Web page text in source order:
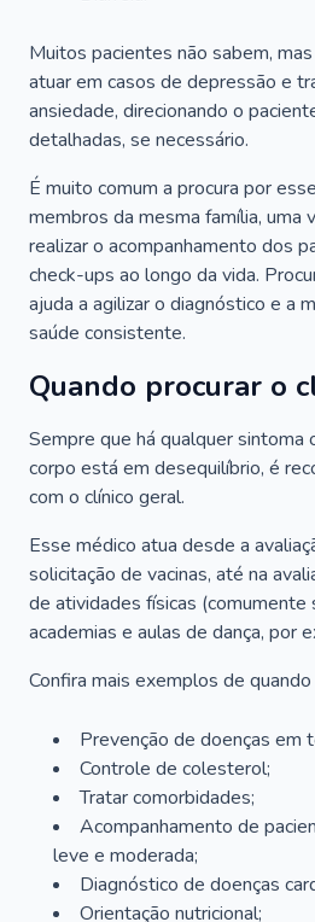
Muitos pacientes não sabem,
atuar em casos de depressão e
ansiedade, direcionando o
detalhadas, se necessário.
É muito comum a procura por
membros da mesma família, uma
realizar o acompanhamento dos
check-ups ao longo da vida.
ajuda a agilizar o diagnóstico e a
saúde consistente.
Quando procurar o
Sempre que há qualquer sintoma
corpo está em desequilíbrio, é
com o clínico geral.
Esse médico atua desde a
solicitação de vacinas, até na
de atividades físicas (comumente
academias e aulas de dança, por
Confira mais exemplos de
Prevenção de doenças em
Controle de colesterol;
Tratar comorbidades;
Acompanhamento de
leve e moderada;
Diagnóstico de doenças
Orientação nutricional;